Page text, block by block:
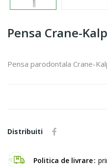
Pensa Crane-
Pensa parodontala Crane-
Distribuiti
Politica de livrare